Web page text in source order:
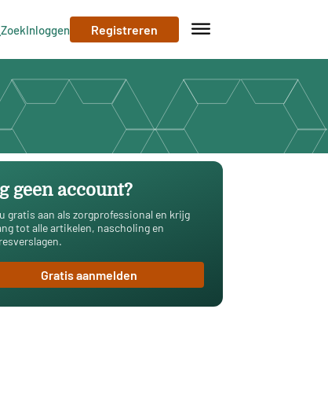
ZoekInloggen Registreren
geen account?
gratis aan als zorgprofessional en krijg
tot alle artikelen, nascholing en
Gratis aanmelden